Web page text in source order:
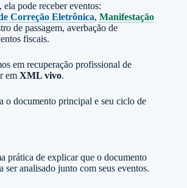
pode receber eventos:
Correção Eletrônica, Manifestação
de passagem, averbação de
fiscais.
em recuperação profissional de
em XML vivo.
documento principal e seu ciclo de
prática de explicar que o documento
ser analisado junto com seus eventos.